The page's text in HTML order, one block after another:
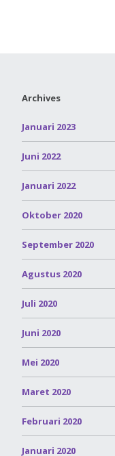
Archives
Januari 2023
Juni 2022
Januari 2022
Oktober 2020
September 2020
Agustus 2020
Juli 2020
Juni 2020
Mei 2020
Maret 2020
Februari 2020
Januari 2020